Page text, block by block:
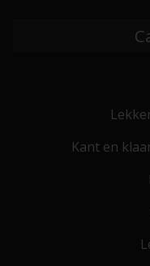
Kant en